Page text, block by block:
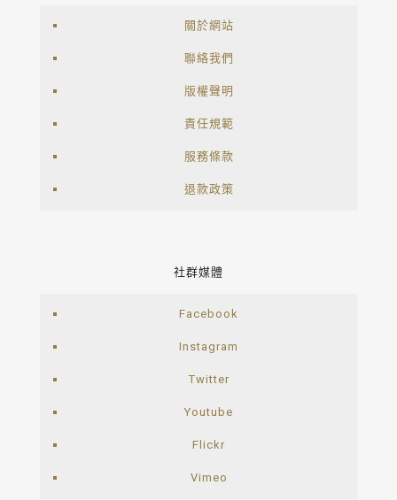
關於網站
聯絡我們
版權聲明
責任規範
服務條款
退款政策
社群媒體
Facebook
Instagram
Twitter
Youtube
Flickr
Vimeo